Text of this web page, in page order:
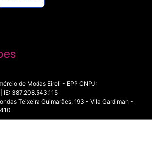
de Modas Eireli - EPP CNPJ:
IE: 387.208.543.115
Teixeira Guimarães, 193 - Vila Gardiman -